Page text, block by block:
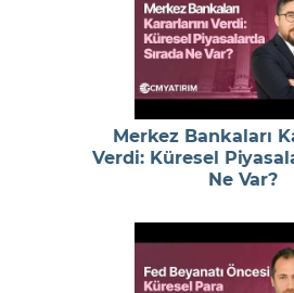
Merkez Bankaları
Verdi: Küresel
Ne Var?